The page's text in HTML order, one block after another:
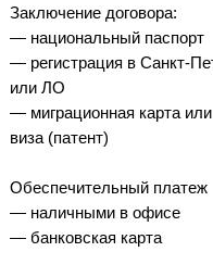
Заключение договора:
— национальный паспорт
— регистрация в Санкт-
или ЛО
— миграционная карта
виза (патент)
Обеспечительный платеж
— наличными в офисе
— банковская карта